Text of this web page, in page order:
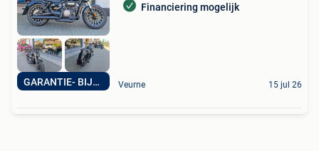
GARANTIE- BIJSTAND
Financiering mogelijk
Veurne 15 jul 26